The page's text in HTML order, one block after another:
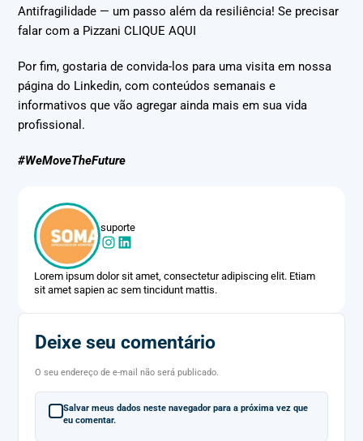
Antifragilidade — um passo além da resiliência! Se precisar
falar com a Pizzani CLIQUE AQUI
Por fim, gostaria de convida-los para uma visita em nossa
página do Linkedin, com conteúdos semanais e
informativos que vão agregar ainda mais em sua vida
profissional.
#WeMoveTheFuture
suporte
Lorem ipsum dolor sit amet, consectetur adipiscing elit. Etiam
sit amet sapien ac sem tincidunt mattis.
Deixe seu comentário
O seu endereço de e-mail não será publicado.
Salvar meus dados neste navegador para a próxima vez que
eu comentar.